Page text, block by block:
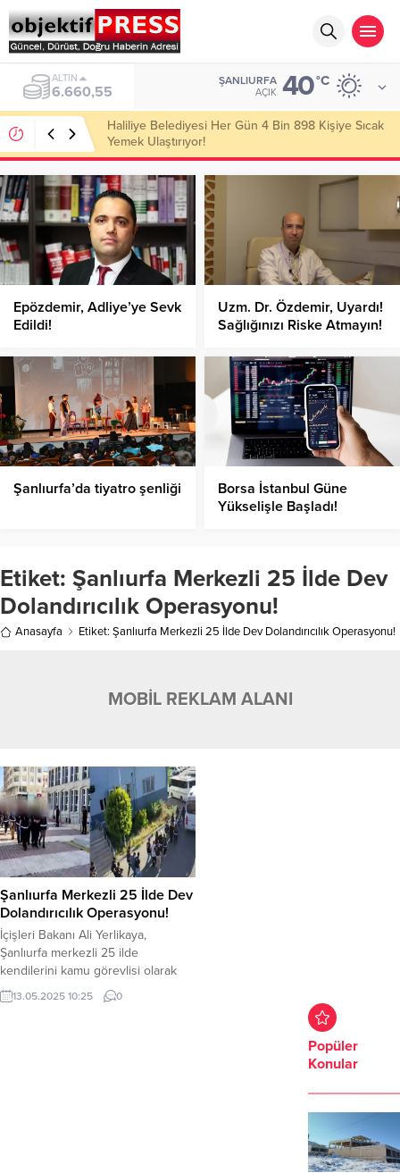
ALTIN
6.660,55
ŞANLIURFA
AÇIK 40°C
Haliliye Belediyesi Her Gün 4 Bin 898 Kişiye Sıcak
Yemek Ulaştırıyor!
Epözdemir, Adliye’ye Sevk
Edildi!
Uzm. Dr. Özdemir, Uyardı!
Sağlığınızı Riske Atmayın!
Şanlıurfa’da tiyatro şenliği
Borsa İstanbul Güne
Yükselişle Başladı!
Etiket: Şanlıurfa Merkezli 25 İlde Dev
Dolandırıcılık Operasyonu!
Anasayfa Etiket: Şanlıurfa Merkezli 25 İlde Dev Dolandırıcılık Operasyonu!
MOBİL REKLAM ALANI
Şanlıurfa Merkezli 25 İlde Dev
Dolandırıcılık Operasyonu!
İçişleri Bakanı Ali Yerlikaya,
Şanlıurfa merkezli 25 ilde
kendilerini kamu görevlisi olarak
tanıtarak 116 vatandaşı dolandırdığı
tespit edilen şahıslara yönelik
13.05.2025 10:25 0
Popüler
Konular